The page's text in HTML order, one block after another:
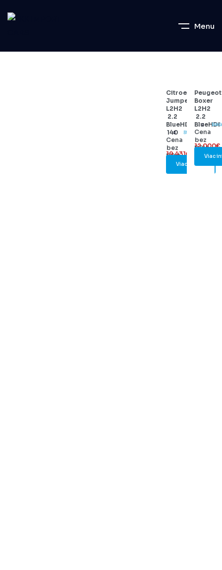
Menu
Citroen
Jumper
L2H2
2.2
BlueHDi
140
Diesel
35000
Cena
bez
DPH:
19.431€
Viac info
Peugeot
Boxer
L2H2
2.2
BlueHDI
Cena
bez
DPH:
12.000€
Viac